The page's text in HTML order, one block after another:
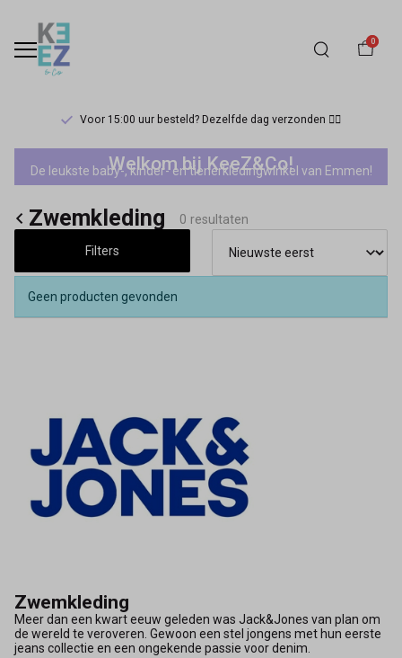
0
Voor 15:00 uur besteld? Dezelfde dag verzonden 🏃‍♀️
Jack&Jones
zwemkleding
Keez&Co
Welkom bij KeeZ&Co!
De leukste baby-, kinder- en tienerkledingwinkel van Emmen!
Zwemkleding 0 resultaten
Filters
Geen producten gevonden
Zwemkleding
Meer dan een kwart eeuw geleden was Jack&Jones van plan om
de wereld te veroveren. Gewoon een stel jongens met hun eerste
jeans collectie en een ongekende passie voor denim.